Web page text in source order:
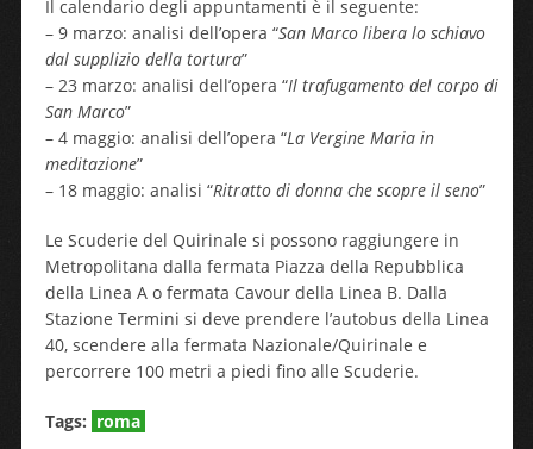
Il calendario degli appuntamenti è il seguente:
– 9 marzo: analisi dell’opera “San Marco libera lo schiavo
dal supplizio della tortura”
– 23 marzo: analisi dell’opera “Il trafugamento del corpo di
San Marco”
– 4 maggio: analisi dell’opera “La Vergine Maria in
meditazione”
– 18 maggio: analisi “Ritratto di donna che scopre il seno”
Le Scuderie del Quirinale si possono raggiungere in
Metropolitana dalla fermata Piazza della Repubblica
della Linea A o fermata Cavour della Linea B. Dalla
Stazione Termini si deve prendere l’autobus della Linea
40, scendere alla fermata Nazionale/Quirinale e
percorrere 100 metri a piedi fino alle Scuderie.
Tags: roma